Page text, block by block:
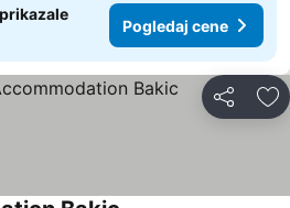
Pogledaj cene
Deli